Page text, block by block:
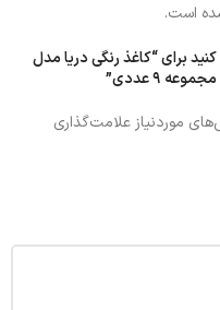
است.
برای “کاغذ رنگی دریا مدل
موردنیاز علامت‌گذاری